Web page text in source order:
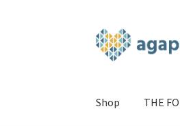
Hoppa
till
Hoppa
till
Shop THE